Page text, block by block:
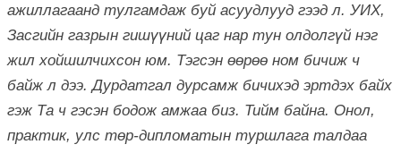
ажиллагаанд тулгамдаж буй асуудлууд гээд л. УИХ,
Засгийн газрын гишүүний цаг нар тун олдолгүй нэг
жил хойшилчихсон юм. Тэгсэн өөрөө ном бичиж ч
байж л дээ. Дурдатгал дурсамж бичихэд эртдэх байх
гэж Та ч гэсэн бодож амжаа биз. Тийм байна. Онол,
практик, улс төр-дипломатын туршлага талдаа